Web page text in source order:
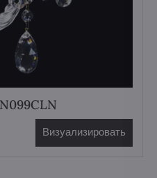
Визуализировать